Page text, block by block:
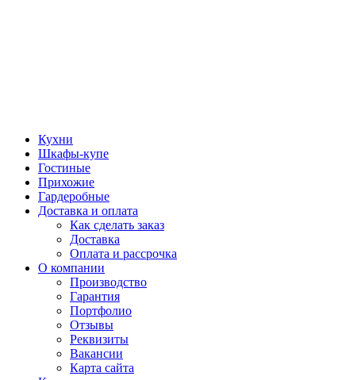
Кухни
Шкафы-купе
Гостиные
Прихожие
Гардеробные
Доставка и оплата
Как сделать заказ
Доставка
Оплата и рассрочка
О компании
Производство
Гарантия
Портфолио
Отзывы
Реквизиты
Вакансии
Карта сайта